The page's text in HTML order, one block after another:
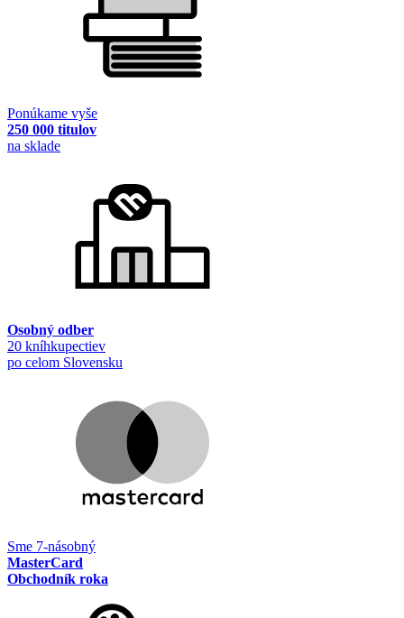
Ponúkame vyše
250 000 titulov
na sklade
Osobný odber
20 kníhkupectiev
po celom Slovensku
Sme 7-násobný
MasterCard
Obchodník roka